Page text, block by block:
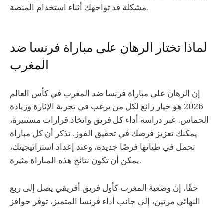
مشكلة قد تواجهك أثناء استخدام المنصة.
لماذا تختار الرهان على مباراة فرنسا ضد
المغرب
إن الرهان على مباراة فرنسا ضد المغرب في كأس العالم
2026 هو خيار رائع لكل من يرغب في تجربة الإثارة وزيادة
الحماس. عبر دراسة أداء كل فريق واتخاذ قرارات مستنيرة،
يمكنك تعزيز فرصك في تحقيق الفوز. تذكر أن كل مباراة
تحمل في طياتها فرصًا جديدة، وعند إعداد استراتيجيتك،
يمكن أن تكون نتائج هذه المباراة مثيرة.
حقًا، إن وضعية المغرب كأول فريق أفريقي يصل إلى ربع
النهائي مرتين، إلى جانب أداء فرنسا المتميز، توفر حوافز